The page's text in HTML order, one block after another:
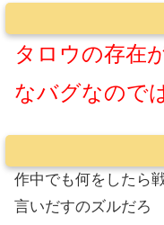
タロウの存在
なバグなので
作中でも何をしたら
言いだすのズルだろ